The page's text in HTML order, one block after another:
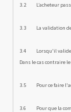
3.2 L’acheteur
3.3 La validation de
3.4 Lorsqu'il valide la
Dans le cas contraire
3.5 Pour ce faire
3.6 Pour que la